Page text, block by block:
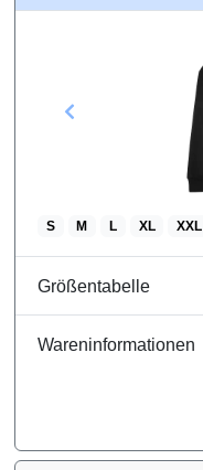
Sapphire
Hellblau
S M L XL XXL
Größentabelle
Wareninformationen